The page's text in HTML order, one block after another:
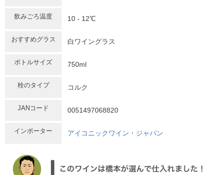
飲みごろ温度 10 - 12℃
おすすめグラス 白ワイングラス
ボトルサイズ 750ml
栓のタイプ コルク
JANコード 0051497068820
インポーター アイコニックワイン・ジャパン